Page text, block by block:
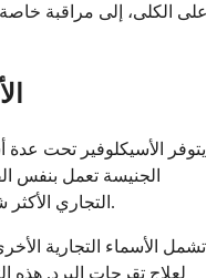
على الكلى، إلى مراقبة خاصة
يتوفر الأسيكلوفير تحت
الجنيسة تعمل بنفس
التجاري الأكثر شهرة وكان التركيبة الأصلية للأسيكلوفير.
تشمل الأسماء التجارية
لعلاج تقرحات البرد. هذه